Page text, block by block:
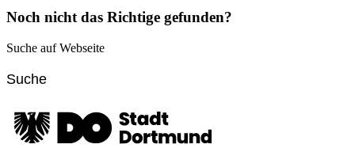
Noch nicht das Richtige gefunden?
Suche auf Webseite